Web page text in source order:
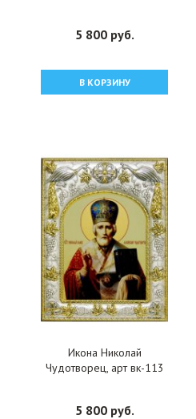
5 800 руб.
В КОРЗИНУ
Икона Николай
Чудотворец, арт вк-113
5 800 руб.